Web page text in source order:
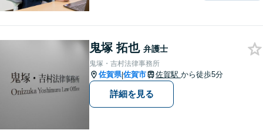
たします。また、依頼者様が
お悩みを話しやすい環境作り
を心がけております。
鬼塚 拓也 弁護士
鬼塚・吉村法律事務所
佐賀県|佐賀市 佐賀駅 から徒歩5分
詳細を見る